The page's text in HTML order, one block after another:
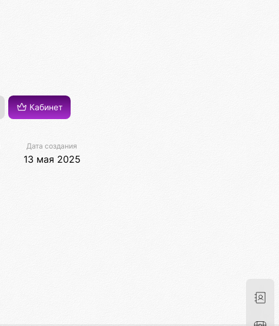
Кабинет
Дата создания
13 мая 2025